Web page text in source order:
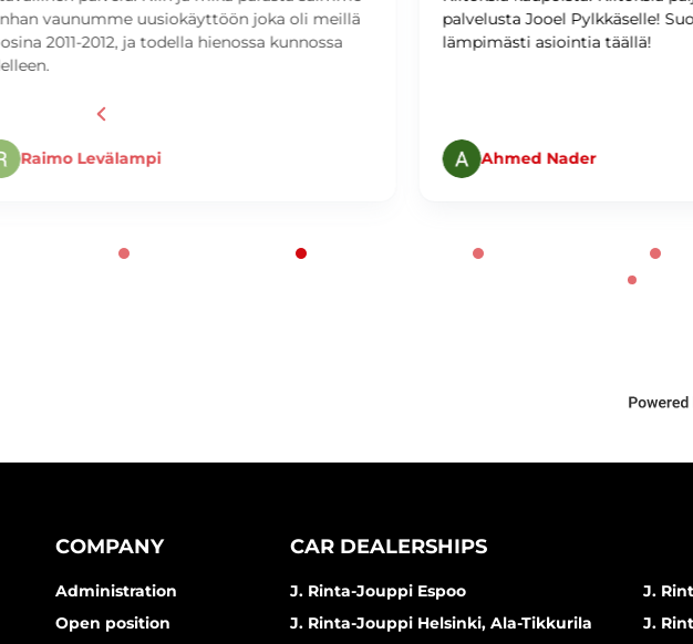
palvelusta Jooel Pylkkäselle! Suosittelen
lämpimästi asiointia täällä!
Ahmed Nader Minna Jämsä
COMPANY
Administration
Open position
CAR DEALERSHIPS
J. Rinta-Jouppi Espoo
J. Rinta-Jouppi Helsinki, Ala-Tikkurila
J.
J.